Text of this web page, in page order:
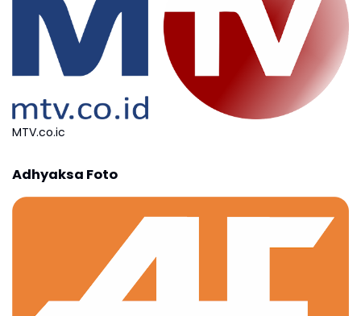
MTV.co.ic
Adhyaksa Foto